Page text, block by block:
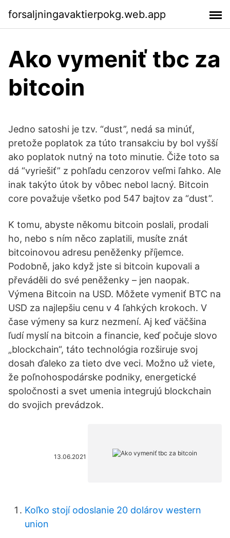
forsaljningavaktierpokg.web.app
Ako vymeniť tbc za
bitcoin
Jedno satoshi je tzv. “dust”, nedá sa minúť,
pretože poplatok za túto transakciu by bol vyšší
ako poplatok nutný na toto minutie. Čiže toto sa
dá “vyriešiť” z pohľadu cenzorov veľmi ľahko. Ale
inak takýto útok by vôbec nebol lacný. Bitcoin
core považuje všetko pod 547 bajtov za “dust”.
K tomu, abyste někomu bitcoin poslali, prodali
ho, nebo s ním něco zaplatili, musíte znát
bitcoinovou adresu peněženky příjemce.
Podobně, jako když jste si bitcoin kupovali a
převáděli do své peněženky – jen naopak.
Výmеna Bitcoin na USD. Môžete vymeniť BTC na
USD za najlepšiu cenu v 4 ľahkých krokoch. V
čase výmeny sa kurz nezmení. Aj keď väčšina
ľudí myslí na bitcoin a financie, keď počuje slovo
„blockchain“, táto technológia rozširuje svoj
dosah ďaleko za tieto dve veci. Možno už viete,
že poľnohospodárske podniky, energetické
spoločnosti a svet umenia integrujú blockchain
do svojich prevádzok.
13.06.2021
Koľko stojí odoslanie 20 dolárov western
union